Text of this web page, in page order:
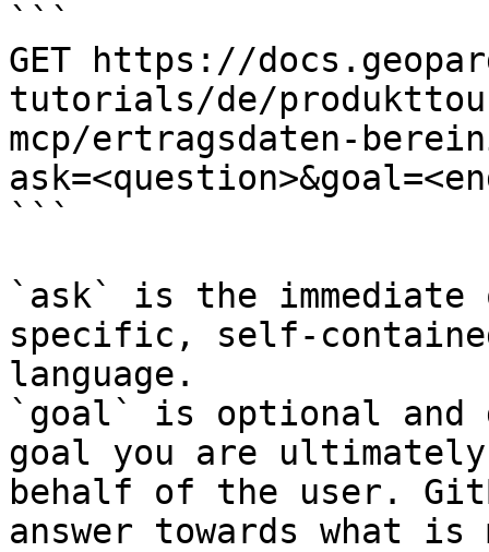
```
GET https://
tutorials/de/
mcp/ertragsdaten-
```
`ask` is the
specific, self-
language.
`goal` is optional and
goal you are
behalf of the user.
answer towards what